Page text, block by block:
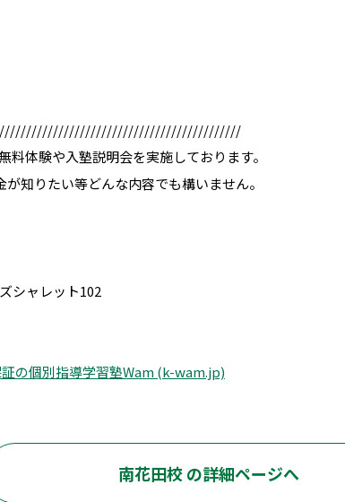
体験や入塾説明会を実施しております。
知りたい等どんな内容でも構いません。
シャレット102
の個別指導学習塾Wam (k-wam.jp)
南花田校 の詳細ページへ